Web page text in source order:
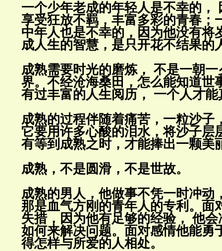
一个少年老成的年轻人是不幸的，
享受狂放不羁，丰富多彩的青春；
中年人也是不幸的，因为他没有将
成人生的智慧，是只开花不结果的
成熟需要时光的磨炼， 不是一朝
界。不经沧海桑田，怎么能知道世
有过丰富的人生阅历， 一个人才
成熟的过程伴随着痛苦，一粒沙子
它要用许多心酸的泪水，将沙子层
有等到成熟之时，才能捧出一颗美
成熟，不是圆滑，不是世故。
成熟的男人，他做事不凭一时冲动
那是血气方刚的青年人的专利。面
失措，因为他有足够的经验， 他
如何来解决问题。面对感情他能勇
得怎样与所爱的人相处。